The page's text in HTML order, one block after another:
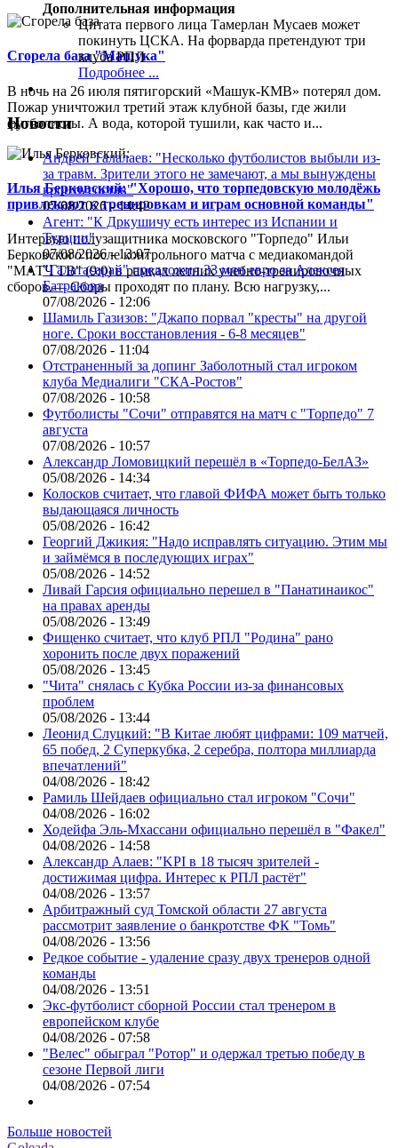
Сгорела база "Машука"
В ночь на 26 июля пятигорский «Машук-КМВ» потерял дом.
Пожар уничтожил третий этаж клубной базы, где жили
футболисты. А вода, которой тушили, как часто и...
Илья Берковский: "Хорошо, что торпедовскую молодёжь
привлекают к тренировкам и играм основной команды"
Интервью полузащитника московского "Торпедо" Ильи
Берковского после контрольного матча с медиакомандой
"МАТЧ ТВ" (9:0) в рамках летних учебно-тренировочных
сборов.— Сборы проходят по плану. Всю нагрузку,...
Дополнительная информация
Цитата первого лица Тамерлан Мусаев может
покинуть ЦСКА. На форварда претендуют три
клуба РПЛ
Подробнее ...
Новости
Андрей Талалаев: "Несколько футболистов выбыли из-
за травм. Зрители этого не замечают, а мы вынуждены
кроить состав"
07/08/2026 - 14:42
Агент: "К Дркушичу есть интерес из Испании и
Турции"
07/08/2026 - 13:07
"Галатасарай" предложил 33 млн евро за Алексея
Батракова
07/08/2026 - 12:06
Шамиль Газизов: "Джапо порвал "кресты" на другой
ноге. Сроки восстановления - 6-8 месяцев"
07/08/2026 - 11:04
Отстраненный за допинг Заболотный стал игроком
клуба Медиалиги "СКА-Ростов"
07/08/2026 - 10:58
Футболисты "Сочи" отправятся на матч с "Торпедо" 7
августа
07/08/2026 - 10:57
Александр Ломовицкий перешёл в «Торпедо-БелАЗ»
05/08/2026 - 14:34
Колосков считает, что главой ФИФА может быть только
выдающаяся личность
05/08/2026 - 16:42
Георгий Джикия: "Надо исправлять ситуацию. Этим мы
и займёмся в последующих играх"
05/08/2026 - 14:52
Ливай Гарсия официально перешел в "Панатинаикос"
на правах аренды
05/08/2026 - 13:49
Фищенко считает, что клуб РПЛ "Родина" рано
хоронить после двух поражений
05/08/2026 - 13:45
"Чита" снялась с Кубка России из-за финансовых
проблем
05/08/2026 - 13:44
Леонид Слуцкий: "В Китае любят цифрами: 109 матчей,
65 побед, 2 Суперкубка, 2 серебра, полтора миллиарда
впечатлений"
04/08/2026 - 18:42
Рамиль Шейдаев официально стал игроком "Сочи"
04/08/2026 - 16:02
Ходейфа Эль-Мхассани официально перешёл в "Факел"
04/08/2026 - 14:58
Александр Алаев: "KPI в 18 тысяч зрителей -
достижимая цифра. Интерес к РПЛ растёт"
04/08/2026 - 13:57
Арбитражный суд Томской области 27 августа
рассмотрит заявление о банкротстве ФК "Томь"
04/08/2026 - 13:56
Редкое событие - удаление сразу двух тренеров одной
команды
04/08/2026 - 13:51
Экс-футболист сборной России стал тренером в
европейском клубе
04/08/2026 - 07:58
"Велес" обыграл "Ротор" и одержал третью победу в
сезоне Первой лиги
04/08/2026 - 07:54
Больше новостей